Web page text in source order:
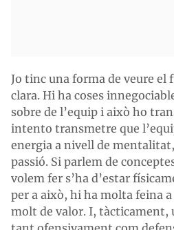
Jo tinc una forma de veure
clara. Hi ha coses
sobre de l’equip i això ho
intento transmetre que
energia a nivell de
passió. Si parlem de
volem fer s’ha d’estar
per a això, hi ha molta feina
molt de valor. I,